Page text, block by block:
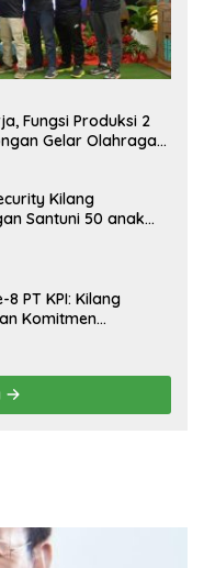
Fungsi Produksi 2
Gelar Olahraga
Kilang
Santuni 50 anak
PT KPI: Kilang
Komitmen